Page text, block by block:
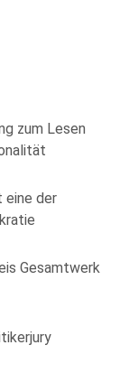
zum Lesen
eine der
Gesamtwerk